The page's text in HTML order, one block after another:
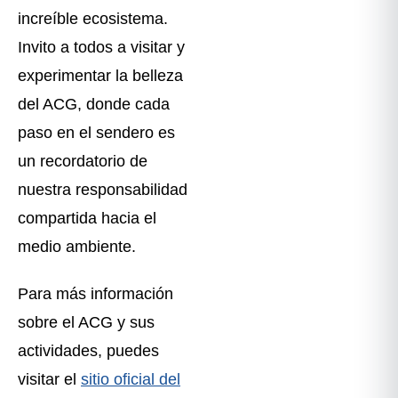
increíble ecosistema.
Invito a todos a visitar y
experimentar la belleza
del ACG, donde cada
paso en el sendero es
un recordatorio de
nuestra responsabilidad
compartida hacia el
medio ambiente.
Para más información
sobre el ACG y sus
actividades, puedes
visitar el sitio oficial del